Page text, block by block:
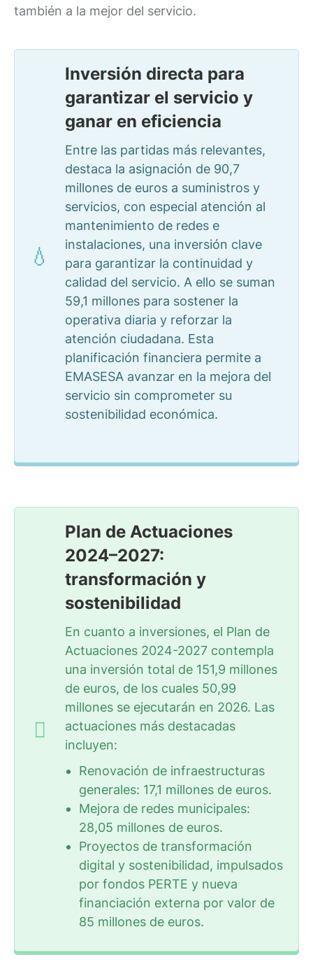
también a la mejor del servicio.
Inversión directa para
garantizar el servicio y
ganar en eficiencia
Entre las partidas más relevantes,
destaca la asignación de 90,7
millones de euros a suministros y
servicios, con especial atención al
mantenimiento de redes e
instalaciones, una inversión clave
para garantizar la continuidad y
calidad del servicio. A ello se suman
59,1 millones para sostener la
operativa diaria y reforzar la
atención ciudadana. Esta
planificación financiera permite a
EMASESA avanzar en la mejora del
servicio sin comprometer su
sostenibilidad económica.
Plan de Actuaciones
2024–2027:
transformación y
sostenibilidad
En cuanto a inversiones, el Plan de
Actuaciones 2024-2027 contempla
una inversión total de 151,9 millones
de euros, de los cuales 50,99
millones se ejecutarán en 2026. Las
actuaciones más destacadas
incluyen:
Renovación de infraestructuras
generales: 17,1 millones de euros.
Mejora de redes municipales:
28,05 millones de euros.
Proyectos de transformación
digital y sostenibilidad, impulsados
por fondos PERTE y nueva
financiación externa por valor de
85 millones de euros.